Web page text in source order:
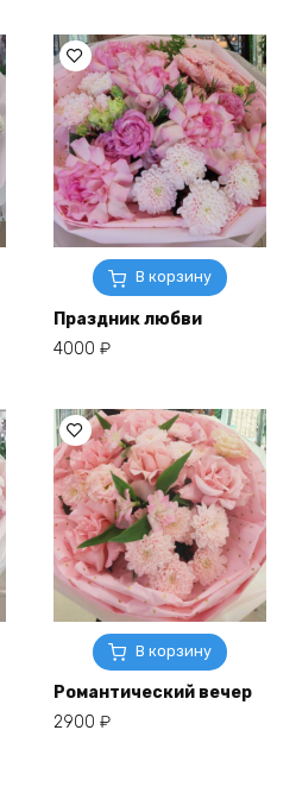
В корзину
Праздник любви
4000 ₽
В корзину
Романтический вечер
2900 ₽